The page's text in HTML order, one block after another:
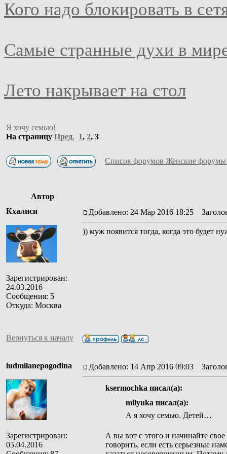
Кого надо блокировать в
Самые странные духи в
Лето накрывает на стол
Я хочу семью!
На страницу Пред. 1, 2, 3
Список форумов Женские форумы
Автор
Кхалиси
Зарегистрирован:
24.03.2016
Сообщения: 5
Откуда: Москва
Добавлено: 24 Мар 2016 18:25
)) муж появится тогда, когда это будет
Вернуться к началу
ludmilanepogodina
Зарегистрирован:
05.04.2016
Добавлено: 14 Апр 2016 09:03
ksermochka писал(а):
milyuka писал(а):
А я хочу семью. Детей…
А вы вот с этого и начинайте
говорить, если есть серьезные